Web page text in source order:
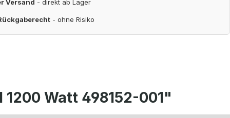
Versand - direkt ab Lager
- ohne Risiko
Watt 498152-001"